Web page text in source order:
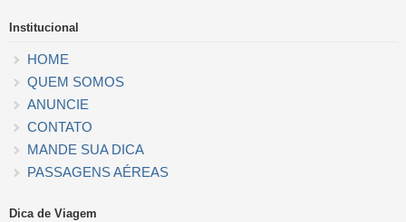
Institucional
HOME
QUEM SOMOS
ANUNCIE
CONTATO
MANDE SUA DICA
PASSAGENS AÉREAS
Dica de Viagem